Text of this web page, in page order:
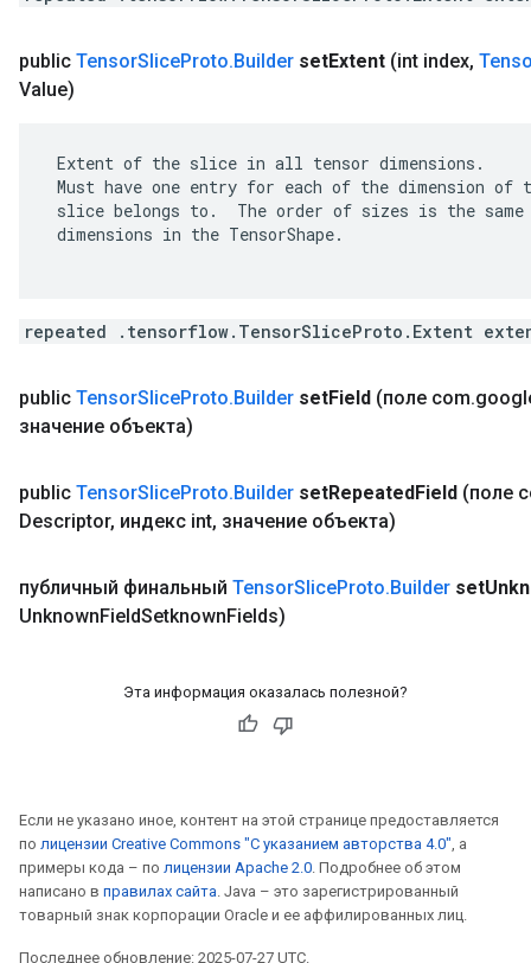
public TensorSliceProto.Builder setExtent (int index,
Value)
Extent of the slice in all tensor dimensions.
Must have one entry for each of the dimension
slice belongs to.  The order of sizes is the
dimensions in the TensorShape.
repeated .tensorflow.TensorSliceProto.Extent
public TensorSliceProto.Builder setField (поле com.
значение объекта)
public TensorSliceProto.Builder setRepeatedField (поле
Descriptor, индекс int, значение объекта)
публичный финальный TensorSliceProto.Builder set
UnknownFieldSetknownFields)
Эта информация оказалась полезной?
Если не указано иное, контент на этой странице предоставляется
по лицензии Creative Commons "С указанием авторства 4.0", а
примеры кода – по лицензии Apache 2.0. Подробнее об этом
написано в правилах сайта. Java – это зарегистрированный
товарный знак корпорации Oracle и ее аффилированных лиц.
Последнее обновление: 2025-07-27 UTC.